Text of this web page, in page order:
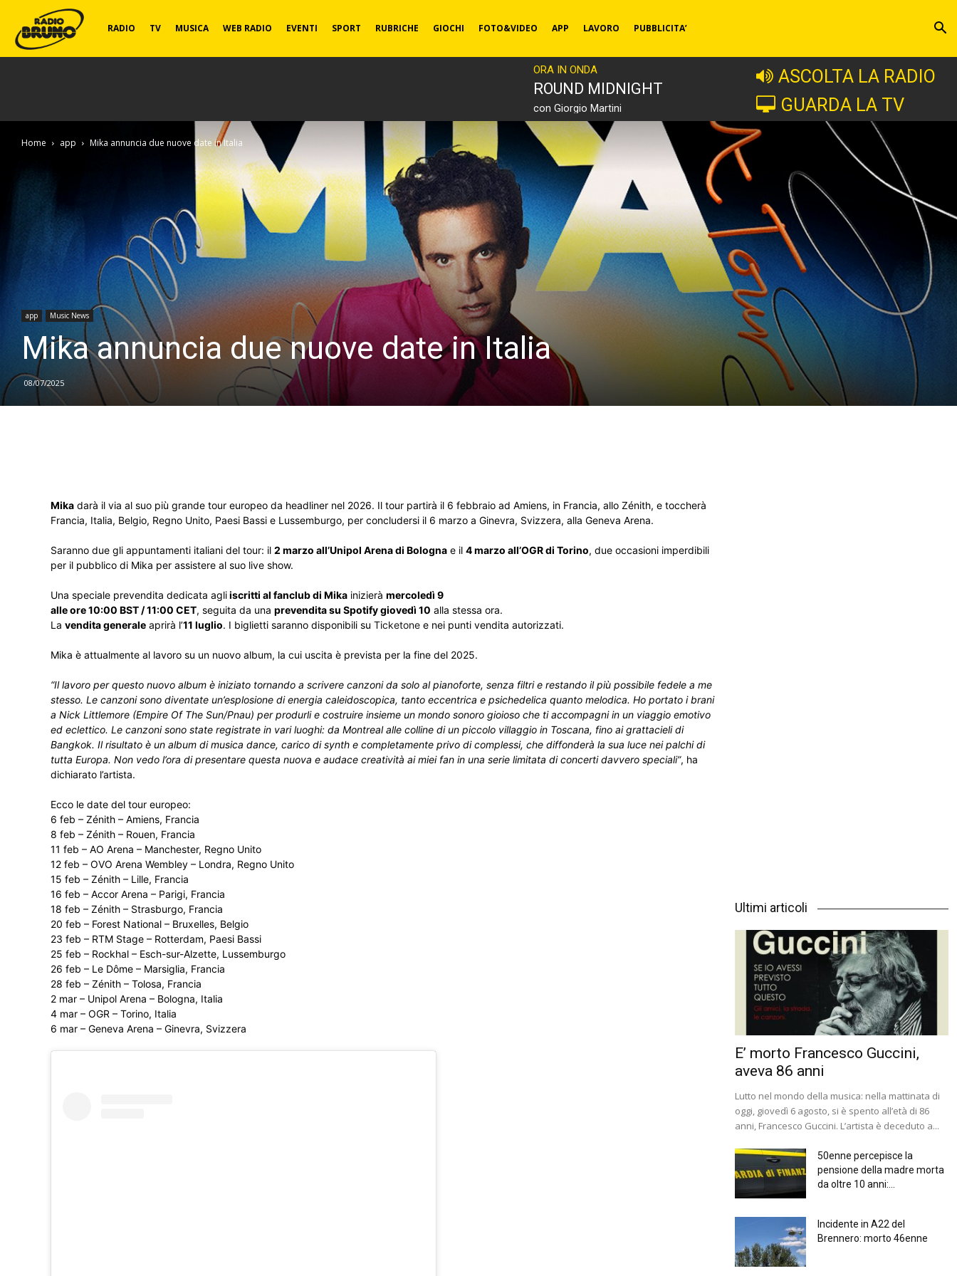
Radio
RADIO TV MUSICA WEB RADIO EVENTI SPORT RUBRICHE GIOCHI FOTO&VIDEO APP LAVORO PUBBLICITA’
ORA IN ONDA
ROUND MIDNIGHT
con Giorgio Martini
ASCOLTA LA RADIO
GUARDA LA TV
Home app Mika annuncia due nuove date in Italia
app Music News
Mika annuncia due nuove date in Italia
08/07/2025
Mika darà il via al suo più grande tour europeo da headliner nel 2026. Il tour partirà il 6 febbraio ad Amiens, in Francia, allo Zénith, e toccherà
Francia, Italia, Belgio, Regno Unito, Paesi Bassi e Lussemburgo, per concludersi il 6 marzo a Ginevra, Svizzera, alla Geneva Arena.
Saranno due gli appuntamenti italiani del tour: il 2 marzo all’Unipol Arena di Bologna e il 4 marzo all’OGR di Torino, due occasioni imperdibili
per il pubblico di Mika per assistere al suo live show.
Una speciale prevendita dedicata agliiscritti al fanclub di Mika inizierà mercoledì 9
alle ore 10:00 BST / 11:00 CET, seguita da una prevendita su Spotify giovedì 10 alla stessa ora.
La vendita generale aprirà l’11 luglio. I biglietti saranno disponibili su Ticketone e nei punti vendita autorizzati.
Mika è attualmente al lavoro su un nuovo album, la cui uscita è prevista per la fine del 2025.
“Il lavoro per questo nuovo album è iniziato tornando a scrivere canzoni da solo al pianoforte, senza filtri e restando il più possibile fedele a me
stesso. Le canzoni sono diventate un’esplosione di energia caleidoscopica, tanto eccentrica e psichedelica quanto melodica. Ho portato i brani
a Nick Littlemore (Empire Of The Sun/Pnau) per produrli e costruire insieme un mondo sonoro gioioso che ti accompagni in un viaggio emotivo
ed eclettico. Le canzoni sono state registrate in vari luoghi: da Montreal alle colline di un piccolo villaggio in Toscana, fino ai grattacieli di
Bangkok. Il risultato è un album di musica dance, carico di synth e completamente privo di complessi, che diffonderà la sua luce nei palchi di
tutta Europa. Non vedo l’ora di presentare questa nuova e audace creatività ai miei fan in una serie limitata di concerti davvero speciali”, ha
dichiarato l’artista.
Ecco le date del tour europeo:
6 feb – Zénith – Amiens, Francia
8 feb – Zénith – Rouen, Francia
11 feb – AO Arena – Manchester, Regno Unito
12 feb – OVO Arena Wembley – Londra, Regno Unito
15 feb – Zénith – Lille, Francia
16 feb – Accor Arena – Parigi, Francia
18 feb – Zénith – Strasburgo, Francia
20 feb – Forest National – Bruxelles, Belgio
23 feb – RTM Stage – Rotterdam, Paesi Bassi
25 feb – Rockhal – Esch-sur-Alzette, Lussemburgo
26 feb – Le Dôme – Marsiglia, Francia
28 feb – Zénith – Tolosa, Francia
2 mar – Unipol Arena – Bologna, Italia
4 mar – OGR – Torino, Italia
6 mar – Geneva Arena – Ginevra, Svizzera
Ultimi articoli
E’ morto Francesco Guccini,
aveva 86 anni
Lutto nel mondo della musica: nella mattinata di
oggi, giovedì 6 agosto, si è spento all’età di 86
anni, Francesco Guccini. L’artista è deceduto a...
50enne percepisce la
pensione della madre morta
da oltre 10 anni:...
Incidente in A22 del
Brennero: morto 46enne